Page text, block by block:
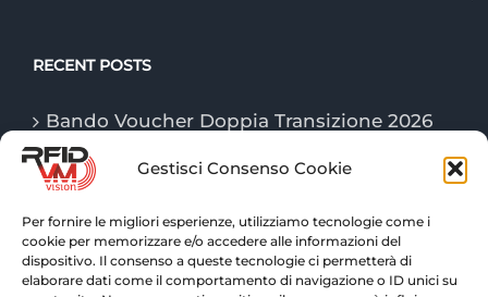
Gestisci Consenso Cookie
Per fornire le migliori esperienze, utilizziamo tecnologie come i
cookie per memorizzare e/o accedere alle informazioni del
dispositivo. Il consenso a queste tecnologie ci permetterà di
elaborare dati come il comportamento di navigazione o ID unici su
RECENT POSTS
Bando Voucher Doppia Transizione 2026
Le tecnologie “Game Changer” della
Tecnologie RFID: tracciabilità e controllo
avanzato per la logistica di magazzino